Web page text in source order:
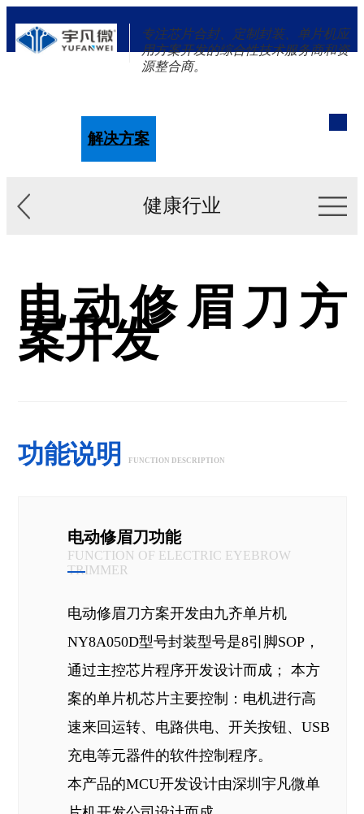
专注芯片合封、定制封装、单片机应
用方案开发的综合性技术服务商和资
源整合商。
解决方案
健康行业
电动修眉刀方
案开发
功能说明 FUNCTION DESCRIPTION
电动修眉刀功能
FUNCTION OF ELECTRIC EYEBROW
TRIMMER
电动修眉刀方案开发由九齐单片机
NY8A050D型号封装型号是8引脚SOP，
通过主控芯片程序开发设计而成； 本方
案的单片机芯片主要控制：电机进行高
速来回运转、电路供电、开关按钮、USB
充电等元器件的软件控制程序。
本产品的MCU开发设计由深圳宇凡微单